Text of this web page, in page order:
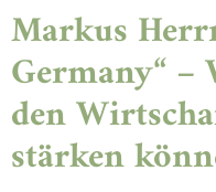
Markus
Germany“ –
den
stärken